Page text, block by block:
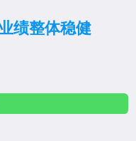
绩整体稳健